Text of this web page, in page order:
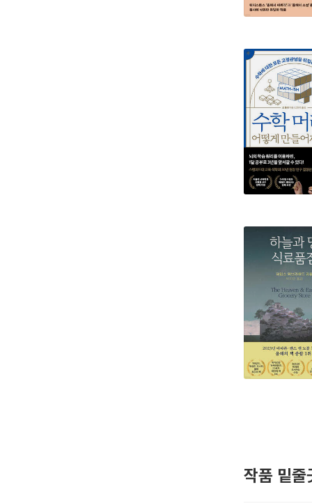
작품 밑줄